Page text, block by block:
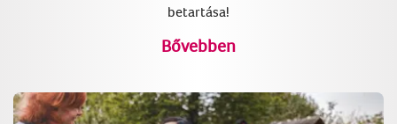
betartása!
Bővebben